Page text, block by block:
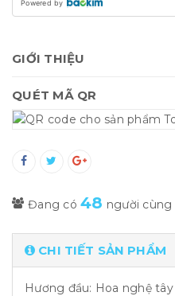
Powered by
GIỚI THIỆU
QUÉT MÃ QR
Đang có 48 người cùng
CHI TIẾT SẢN PHẨM
Hương đầu: Hoa nghệ tây